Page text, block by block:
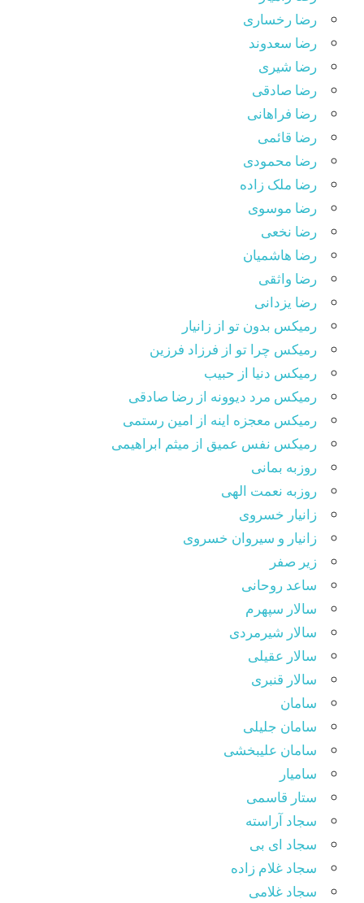
رضا رخساری
رضا سعدوند
رضا شیری
رضا صادقی
رضا فراهانی
رضا قائمی
رضا محمودی
رضا ملک زاده
رضا موسوی
رضا نخعی
رضا هاشمیان
رضا واثقی
رضا یزدانی
رمیکس بدون تو از زانیار
رمیکس چرا تو از فرزاد فرزین
رمیکس دنیا از حبیب
رمیکس مرد دیوونه از رضا صادقی
رمیکس معجزه اینه از امین رستمی
رمیکس نفس عمیق از میثم ابراهیمی
روزبه بمانی
روزبه نعمت الهی
زانیار خسروی
زانیار و سیروان خسروی
زیر صفر
ساعد روحانی
سالار سپهرم
سالار شیرمردی
سالار عقیلی
سالار قنبری
سامان
سامان جلیلی
سامان علیبخشی
سامیار
ستار قاسمی
سجاد آراسته
سجاد ای بی
سجاد غلام زاده
سجاد غلامی